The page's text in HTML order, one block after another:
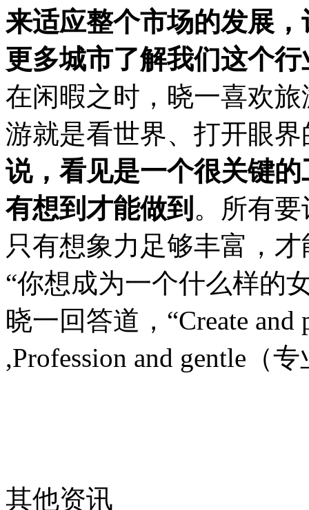
来适应整个市场的发展
更多城市了解我们这个
在闲暇之时，晓一喜欢
游就是看世界、打开眼
说，看见是一个很关键
有想到才能做到 。所有
只有想象力足够丰富，
“你想成为一个什么样的
晓一回答道，“Create
,Profession and gentle（
其他资讯